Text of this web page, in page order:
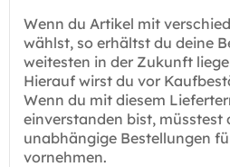
Wenn du Artikel mit
wählst, so erhältst du deine
weitesten in der Zukunft
Hierauf wirst du vor
Wenn du mit diesem
einverstanden bist, müsstest
unabhängige Bestellungen
vornehmen.